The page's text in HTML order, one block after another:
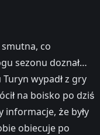
co
sezonu doznał…
wypadł z gry
na boisko po dziś
informacje, że były
obiecuje po